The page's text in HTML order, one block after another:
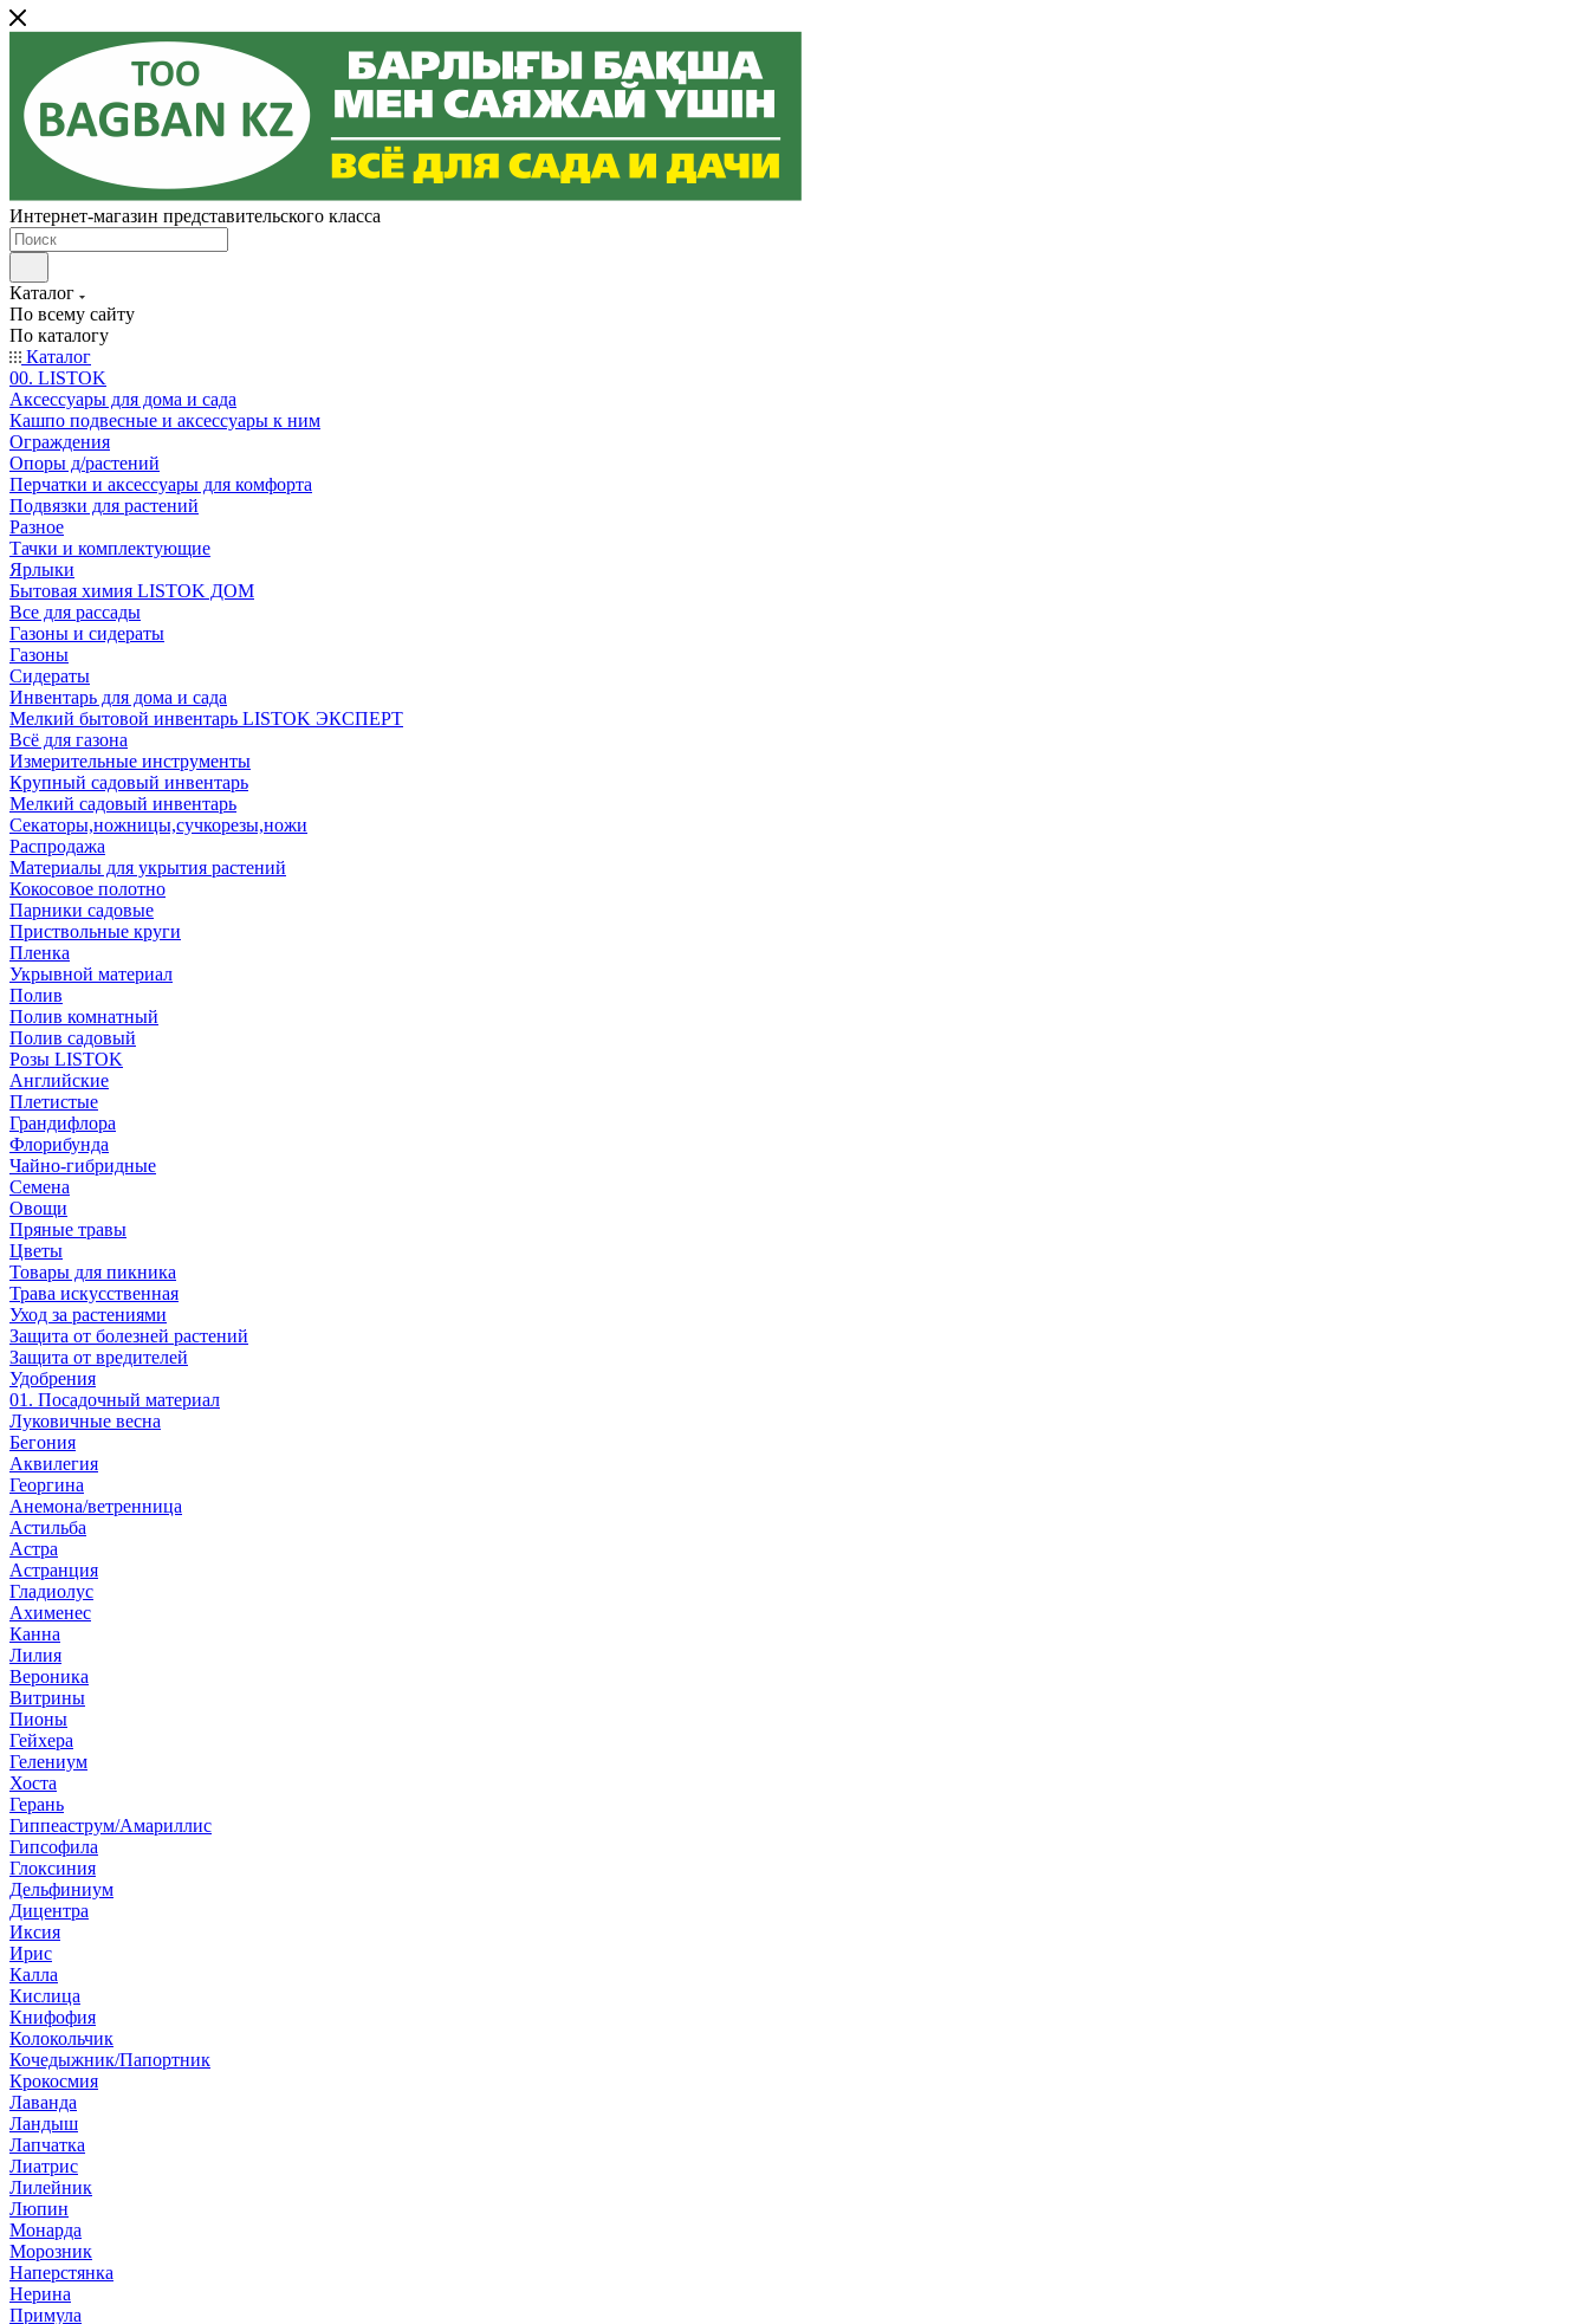
Интернет-магазин представительского класса
Каталог
По всему сайту
По каталогу
Каталог
00. LISTOK
Аксессуары для дома и сада
Кашпо подвесные и аксессуары к ним
Ограждения
Опоры д/растений
Перчатки и аксессуары для комфорта
Подвязки для растений
Разное
Тачки и комплектующие
Ярлыки
Бытовая химия LISTOK ДОМ
Все для рассады
Газоны и сидераты
Газоны
Сидераты
Инвентарь для дома и сада
Мелкий бытовой инвентарь LISTOK ЭКСПЕРТ
Всё для газона
Измерительные инструменты
Крупный садовый инвентарь
Мелкий садовый инвентарь
Секаторы,ножницы,сучкорезы,ножи
Распродажа
Материалы для укрытия растений
Кокосовое полотно
Парники садовые
Приствольные круги
Пленка
Укрывной материал
Полив
Полив комнатный
Полив садовый
Розы LISTOK
Английские
Плетистые
Грандифлора
Флорибунда
Чайно-гибридные
Семена
Овощи
Пряные травы
Цветы
Товары для пикника
Трава искусственная
Уход за растениями
Защита от болезней растений
Защита от вредителей
Удобрения
01. Посадочный материал
Луковичные весна
Бегония
Аквилегия
Георгина
Анемона/ветренница
Астильба
Астра
Астранция
Гладиолус
Ахименес
Канна
Лилия
Вероника
Витрины
Пионы
Гейхера
Гелениум
Хоста
Герань
Гиппеаструм/Амариллис
Гипсофила
Глоксиния
Дельфиниум
Дицентра
Иксия
Ирис
Калла
Кислица
Книфофия
Колокольчик
Кочедыжник/Папортник
Крокосмия
Лаванда
Ландыш
Лапчатка
Лиатрис
Лилейник
Люпин
Монарда
Морозник
Наперстянка
Нерина
Примула